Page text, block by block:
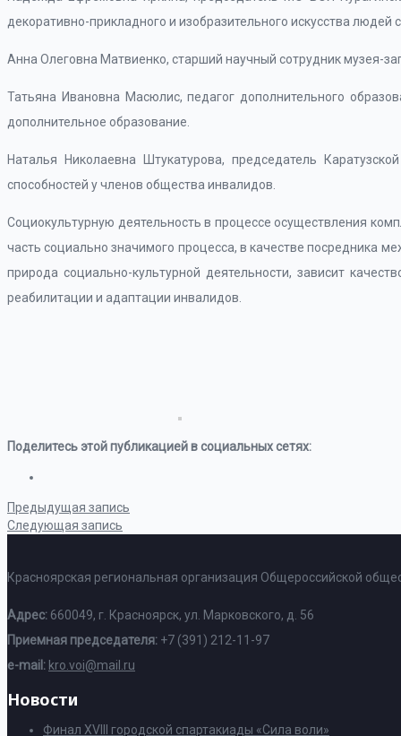
декоративно-прикладного и изобразительного искусства людей
Анна Олеговна Матвиенко, старший научный сотрудник музея-
Татьяна Ивановна Масюлис, педагог дополнительного
дополнительное образование.
Наталья Николаевна Штукатурова, председатель
способностей у членов общества инвалидов.
Социокультурную деятельность в процессе осуществления
часть социально значимого процесса, в качестве посредника
природа социально-культурной деятельности, зависит
реабилитации и адаптации инвалидов.
Поделитесь этой публикацией в социальных сетях:
Предыдущая запись
Следующая запись
Красноярская региональная организация Общероссийской
Адрес: 660049, г. Красноярск, ул. Марковского, д. 56
Приемная председателя: +7 (391) 212-11-97
e-mail: kro.voi@mail.ru
Новости
Финал XVIII городской спартакиады «Сила воли»